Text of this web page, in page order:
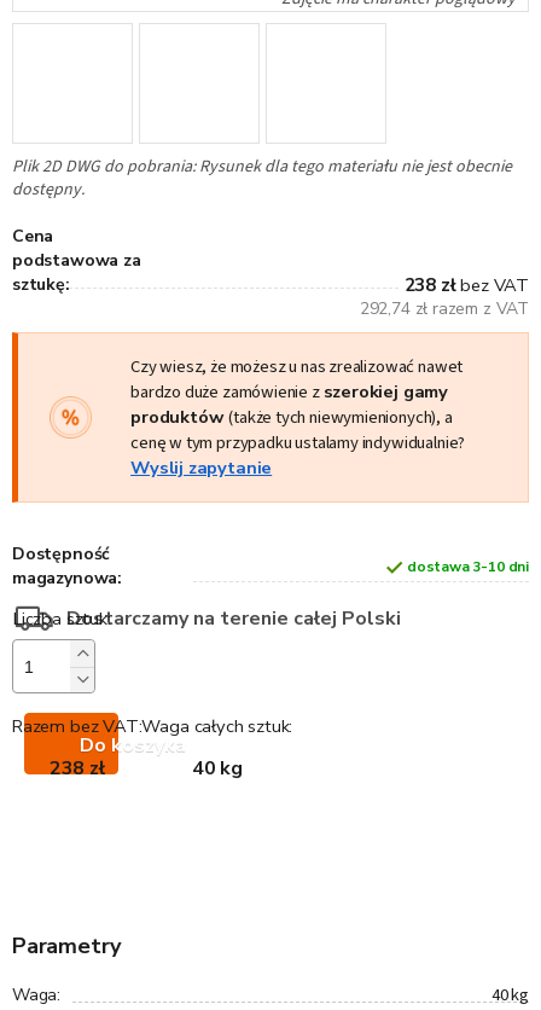
Plik 2D DWG do pobrania: Rysunek dla tego materiału nie jest obecnie
dostępny.
Cena
podstawowa za
sztukę:
238 złbez VAT
292,74 zł razem z VAT
Czy wiesz, że możesz u nas zrealizować nawet
bardzo duże zamówienie z szerokiej gamy
produktów(także tych niewymienionych), a
cenę w tym przypadku ustalamy indywidualnie?
Wyslij zapytanie
Dostępność
magazynowa:
dostawa 3-10 dni
Dostarczamy na terenie całej Polski
Do koszyka
Waga całych sztuk:
40 kg
Razem bez VAT:
238 zł
Parametry
Waga: 40 kg